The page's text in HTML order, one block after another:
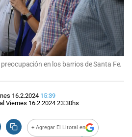
en los barrios de Santa Fe.
16.2.2024 15:39
Viernes 16.2.2024 23:30hs
+ Agregar El Litoral en